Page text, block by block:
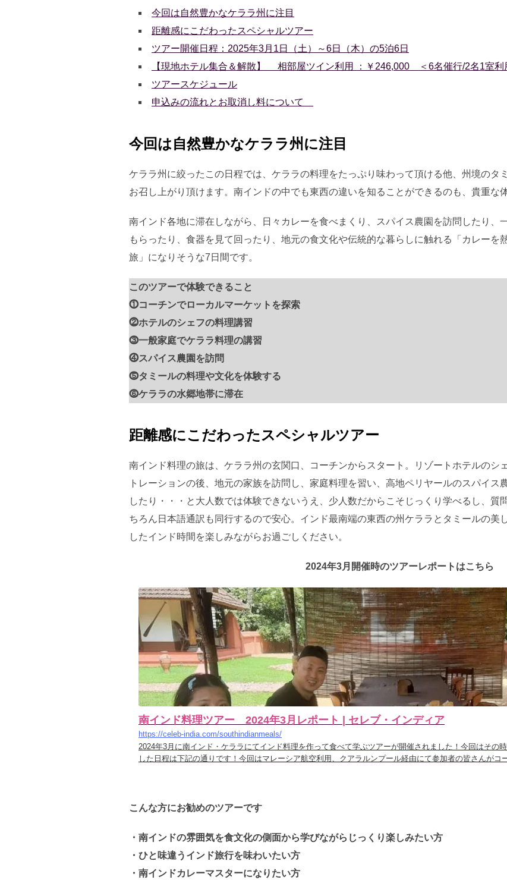
今回は自然豊かなケララ州に注目
距離感にこだわったスペシャルツアー
ツアー開催日程：2025年3月1日（土）～6日（木）の5泊6日
【現地ホテル集合＆解散】 相部屋ツイン利用 ：￥246,000 ＜6名催行/2名1室
ツアースケジュール
申込みの流れとお取消し料について
今回は自然豊かなケララ州に注目
ケララ州に絞ったこの日程では、ケララの料理をたっぷり味わって頂ける他、州境のタ
お召し上がり頂けます。南インドの中でも東西の違いを知ることができるのも、貴重な
南インド各地に滞在しながら、日々カレーを食べまくり、スパイス農園を訪問したり、
もらったり、食器を見て回ったり、地元の食文化や伝統的な暮らしに触れる「カレーを
旅」になりそうな7日間です。
このツアーで体験できること
⓵コーチンでローカルマーケットを探索
⓶ホテルのシェフの料理講習
⓷一般家庭でケララ料理の講習
⓸スパイス農園を訪問
⓹タミールの料理や文化を体験する
⓺ケララの水郷地帯に滞在
距離感にこだわったスペシャルツアー
南インド料理の旅は、ケララ州の玄関口、コーチンからスタート。リゾートホテルのシ
トレーションの後、地元の家族を訪問し、家庭料理を習い、高地ペリヤールのスパイス
したり・・・と大人数では体験できないうえ、少人数だからこそじっくり学べるし、質
ちろん日本語通訳も同行するので安心。インド最南端の東西の州ケララとタミールの美
したインド時間を楽しみながらお過ごしください。
2024年3月開催時のツアーレポートはこちら
南インド料理ツアー 2024年3月レポート | セレブ・インディア
https://celeb-india.com/southindianmeals/
2024年3月に南インド・ケララにてインド料理を作って食べて学ぶツアーが開催されました！今回はその
した日程は下記の通りです！今回はマレーシア航空利用、クアラルンプール経由にて参加者の皆さんがコ
こんな方にお勧めのツアーです
・南インドの雰囲気を食文化の側面から学びながらじっくり楽しみたい方
・ひと味違うインド旅行を味わいたい方
・南インドカレーマスターになりたい方